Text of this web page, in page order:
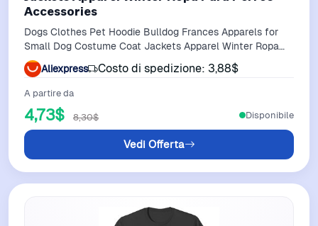
Accessories
Dogs Clothes Pet Hoodie Bulldog Frances Apparels for
Small Dog Costume Coat Jackets Apparel Winter Ropa
Para Perros Accessories
Aliexpress Costo di spedizione: 3,88$
A partire da
4,73$ 8,30$
Vedi Offerta
Disponibile